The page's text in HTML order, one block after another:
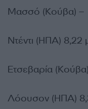
Μασσό (Κούβα) –
Ντέντι (ΗΠΑ) 8,22
Ετσεβαρία
Λόουσον (ΗΠΑ)